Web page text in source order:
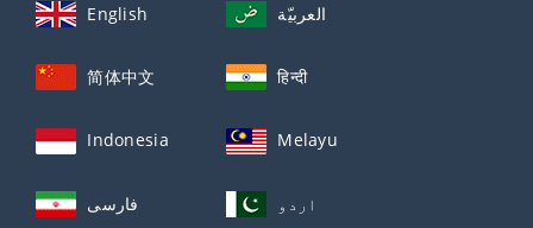
English العربيّة
简体中文 हिन्दी
Indonesia Melayu
فارسی اردو